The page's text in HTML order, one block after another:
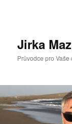
Jirka
Průvodce pro